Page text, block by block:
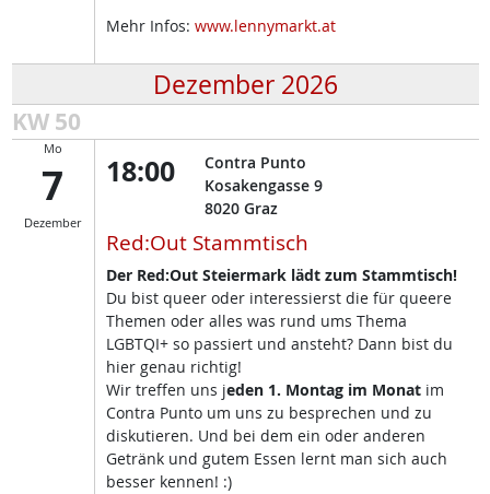
Mehr Infos: www.lennymarkt.at
Dezember 2026
KW 50
Mo
7
Dezember
18:00
Contra Punto
Kosakengasse 9
8020 Graz
Red:Out Stammtisch
Der Red:Out Steiermark lädt zum Stammtisch!
Du bist queer oder interessierst die für queere
Themen oder alles was rund ums Thema
LGBTQI+ so passiert und ansteht? Dann bist du
hier genau richtig!
Wir treffen uns jeden 1. Montag im Monat im
Contra Punto um uns zu besprechen und zu
diskutieren. Und bei dem ein oder anderen
Getränk und gutem Essen lernt man sich auch
besser kennen! :)